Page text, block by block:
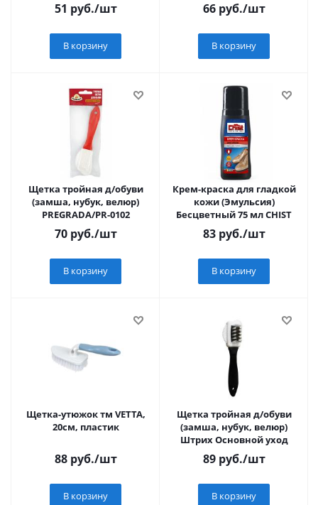
51 руб./шт
В корзину
66руб./шт
В корзину
Щетка тройная д/обуви
(замша, нубук, велюр)
PREGRADA/PR-0102
70руб./шт
В корзину
Крем-краска для гладкой
кожи (Эмульсия)
Бесцветный 75 мл CHIST
83руб./шт
В корзину
Щетка-утюжок тм VETTA,
20см, пластик
88руб./шт
В корзину
Щетка тройная д/обуви
(замша, нубук, велюр)
Штрих Основной уход
89руб./шт
В корзину